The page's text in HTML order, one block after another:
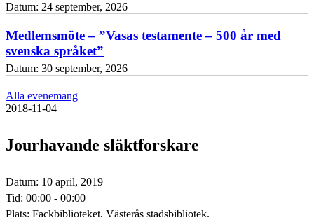
Datum: 24 september, 2026
Medlemsmöte – ”Vasas testamente – 500 år med
svenska språket”
Datum: 30 september, 2026
Alla evenemang
2018-11-04
Jourhavande släktforskare
Datum: 10 april, 2019
Tid: 00:00 - 00:00
Plats: Fackbiblioteket, Västerås stadsbibliotek.